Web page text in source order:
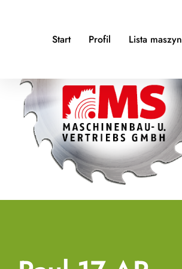
Start Profil Lista maszyn